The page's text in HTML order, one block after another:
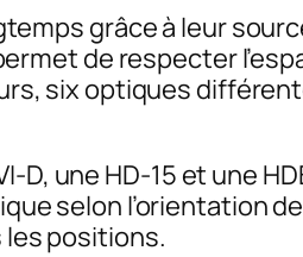
grâce à leur
de respecter
six optiques
une HD-15 et une
selon l’orientation
positions.